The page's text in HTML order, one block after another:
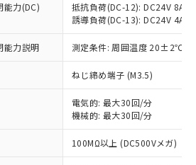
能力(DC)
抵抗負荷(DC-12): DC24V 8A/
誘導負荷(DC-13): DC24V 4A/
能力説明 測定条件: 周囲温度 20±2℃、
ねじ締め端子 (M3.5)
電気的: 最大30回/分
機械的: 最大30回/分
100MΩ以上 (DC500Vメガ)
読みいただき、同意のうえ
。
スは、当社制御機器事業取扱
社在庫状況および標準価格
提供させていただくもので
機器事業取扱商品の中には、
スの対象外となる商品もある
EU RoHS指令（10物質）の
の商品で、対応品を出す予
EU RoHS指令（10物質）の
況を調査中または確認中の
センス料など無形物で、有
係のない商品です。
により、非含有部品として
質材料含有率が中国RoHSの
ることを示します。
質材料含有率が中国RoHSの
いることを示します。